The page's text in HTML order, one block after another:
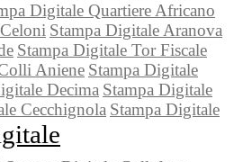
Digitale Quartiere Africano
Stampa Digitale Aranova
Stampa Digitale Tor Fiscale
Aniene Stampa Digitale
Decima Stampa Digitale
Cecchignola Stampa Digitale